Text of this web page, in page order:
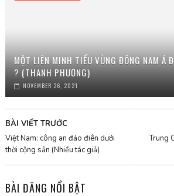
MỘT LIÊN MINH TIỂU VÙNG ĐÔNG NAM Á
? (THANH PHƯƠNG)
NOVEMBER 26, 2021
Trung
BÀI VIẾT TRƯỚC
Việt Nam: công an đảo điên dưới
thời cộng sản (Nhiều tác giả)
BÀI ĐĂNG NỔI BẬT